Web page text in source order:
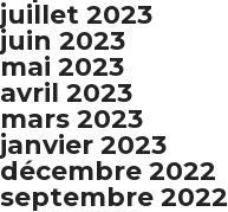
juillet 2023
juin 2023
mai 2023
avril 2023
mars 2023
janvier 2023
décembre 2022
septembre 2022